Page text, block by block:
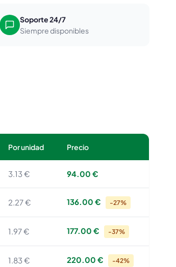
Soporte 24/7
Siempre disponibles
Por unidad Precio
3.13 € 94.00 €
2.27 € 136.00 € -27%
1.97 € 177.00 € -37%
1.83 € 220.00 € -42%